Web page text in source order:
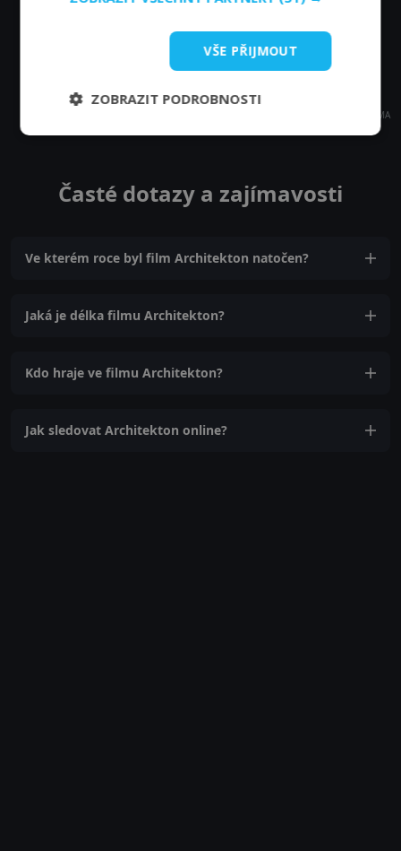
REKLAMA
Časté dotazy a zajímavosti
Ve kterém roce byl film Architekton natočen?
Jaká je délka filmu Architekton?
Kdo hraje ve filmu Architekton?
Jak sledovat Architekton online?
VŠE PŘIJMOUT
ZOBRAZIT PODROBNOSTI